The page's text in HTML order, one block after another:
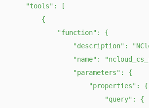
    "tools": [
        {
            "function": {
"description":
"name":
                "parameters": {
                    "properties": {
                        "query": {